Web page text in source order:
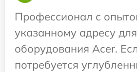
Профессионал с
указанному адресу
оборудования Acer.
потребуется